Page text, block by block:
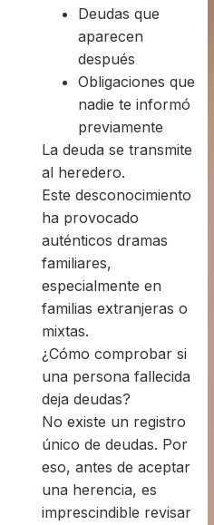
Deudas que
aparecen
después
Obligaciones que
nadie te informó
previamente
La deuda se transmite
al heredero.
Este desconocimiento
ha provocado
auténticos dramas
familiares,
especialmente en
familias extranjeras o
mixtas.
¿Cómo comprobar si
una persona fallecida
deja deudas?
No existe un registro
único de deudas. Por
eso, antes de aceptar
una herencia, es
imprescindible revisar